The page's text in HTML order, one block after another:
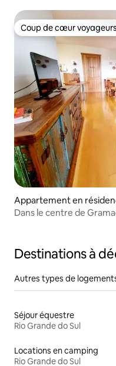
Coup de cœur
Coup de cœur voyageurs
Appartement en
Dans le centre de
Destinations à
Autres types de
Séjour équestre
Rio Grande do Sul
Locations en camping
Rio Grande do Sul